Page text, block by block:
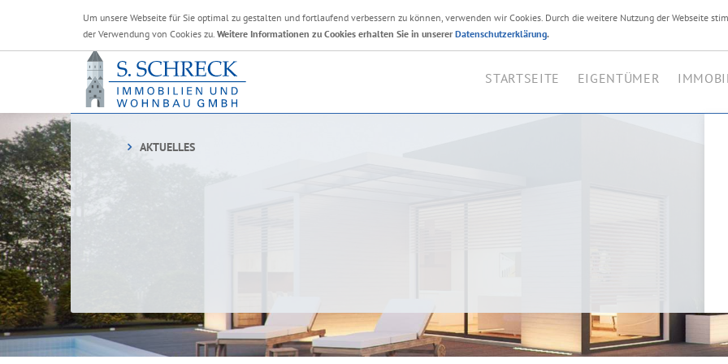
Ihr Immobilienmakler
STARTSEITE EIGENTÜMER
AKTUELLES
Um unsere Webseite für Sie optimal zu gestalten und fortlaufend verbessern zu können, verwenden wir Cookies. Durch die weitere Nutzung der Webseite
der Verwendung von Cookies zu. Weitere Informationen zu Cookies erhalten Sie in unserer Datenschutzerklärung.